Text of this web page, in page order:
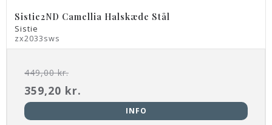
Sistie2ND Camellia Halskæde Stål
Sistie
zx2033sws
449,00 kr.
359,20 kr.
INFO